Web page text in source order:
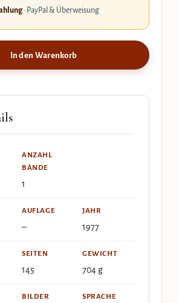
· PayPal & Überweisung
In den Warenkorb
ANZAHL
BÄNDE
1
AUFLAGE
–
JAHR
1977
SEITEN
145
GEWICHT
704 g
BILDER SPRACHE